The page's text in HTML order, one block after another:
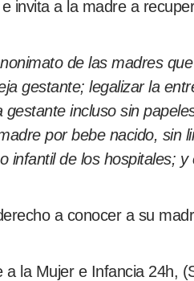
invita a la madre a
de las madres
gestante; legalizar la
incluso sin
por bebe nacido, sin
de los hospitales; y
a conocer a su
la Mujer e Infancia 24h,